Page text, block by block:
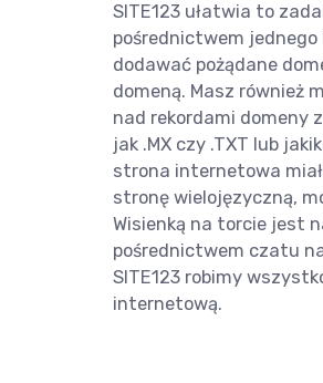
SITE123 ułatwia to
pośrednictwem
dodawać pożądane
domeną. Masz również
nad rekordami domeny
jak .MX czy .TXT lub
strona internetowa
stronę wielojęzyczną,
Wisienką na torcie jest
pośrednictwem czatu
SITE123 robimy
internetową.